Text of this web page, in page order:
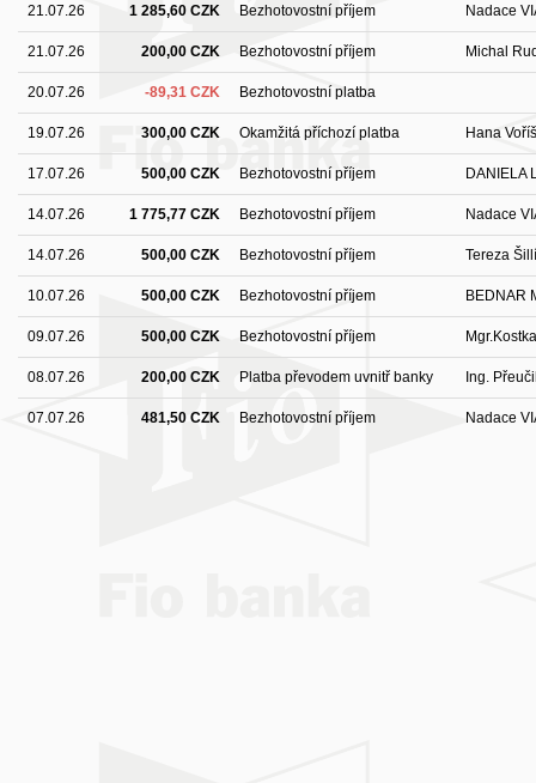
21.07.26 1 285,60 CZK Bezhotovostní příjem Nadace
21.07.26 200,00 CZK Bezhotovostní příjem Michal
20.07.26 -89,31 CZK Bezhotovostní platba
19.07.26 300,00 CZK Okamžitá příchozí platba Hana
17.07.26 500,00 CZK Bezhotovostní příjem DANIELA
14.07.26 1 775,77 CZK Bezhotovostní příjem Nadace
14.07.26 500,00 CZK Bezhotovostní příjem Tereza
10.07.26 500,00 CZK Bezhotovostní příjem BEDNAR
09.07.26 500,00 CZK Bezhotovostní příjem
08.07.26 200,00 CZK Platba převodem uvnitř banky Ing.
07.07.26 481,50 CZK Bezhotovostní příjem Nadace